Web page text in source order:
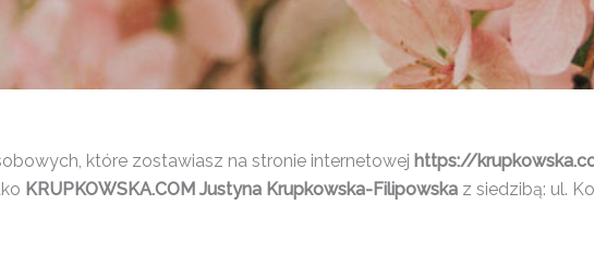
które zostawiasz na stronie internetowej https://
KRUPKOWSKA.COM Justyna Krupkowska-Filipowska z siedzibą: ul.